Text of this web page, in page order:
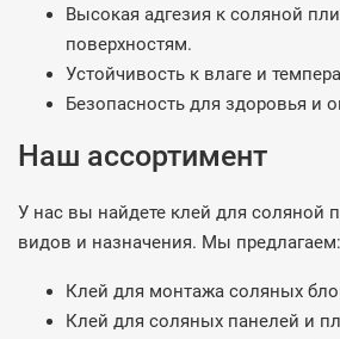
Высокая адгезия к соляной
поверхностям.
Устойчивость к влаге и
Безопасность для здоровья и
Наш ассортимент
У нас вы найдете клей для соляной
видов и назначения. Мы предлагаем:
Клей для монтажа соляных
Клей для соляных панелей и